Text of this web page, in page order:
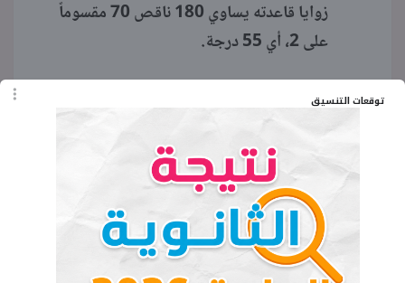
توقعات التنسيق
زوايا قاعدته يساوي 180 ناقص 70 مقسوماً
على 2، أي 55 درجة.
في الشكل الرباعي الدائري، كل زاويتين
ناقص 125 وتساوي 55 درجة. بما أن زوايا
إذن الضلعان متساويان في الطول وهو
المطلوب.